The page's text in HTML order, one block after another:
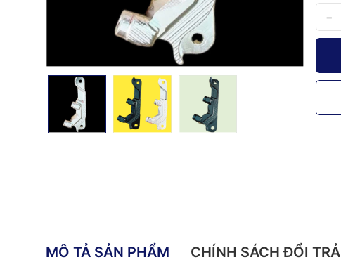
−
MÔ TẢ SẢN PHẨM CHÍNH SÁCH ĐỔI TRẢ